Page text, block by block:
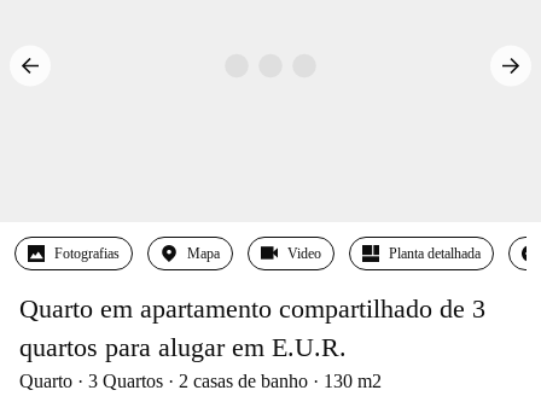
Fotografias Mapa Video Planta detalhada
Quarto em apartamento compartilhado de 3
quartos para alugar em E.U.R.
Quarto 3 Quartos 2 casas de banho 130 m2